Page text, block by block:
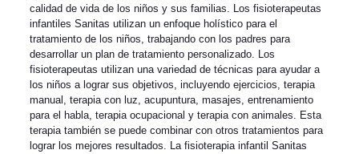
calidad de vida de los niños y sus familias. Los fisioterapeutas
infantiles Sanitas utilizan un enfoque holístico para el
tratamiento de los niños, trabajando con los padres para
desarrollar un plan de tratamiento personalizado. Los
fisioterapeutas utilizan una variedad de técnicas para ayudar a
los niños a lograr sus objetivos, incluyendo ejercicios, terapia
manual, terapia con luz, acupuntura, masajes, entrenamiento
para el habla, terapia ocupacional y terapia con animales. Esta
terapia también se puede combinar con otros tratamientos para
lograr los mejores resultados. La fisioterapia infantil Sanitas